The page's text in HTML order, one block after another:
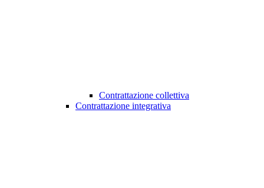
Contrattazione collettiva
Contrattazione integrativa